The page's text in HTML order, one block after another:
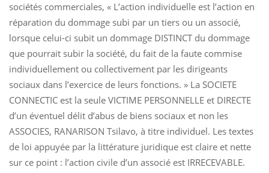
sociétés commerciales, « L’action individuelle est l’action en
réparation du dommage subi par un tiers ou un associé,
lorsque celui-ci subit un dommage DISTINCT du dommage
que pourrait subir la société, du fait de la faute commise
individuellement ou collectivement par les dirigeants
sociaux dans l’exercice de leurs fonctions. » La SOCIETE
CONNECTIC est la seule VICTIME PERSONNELLE et DIRECTE
d’un éventuel délit d’abus de biens sociaux et non les
ASSOCIES, RANARISON Tsilavo, à titre individuel. Les textes
de loi appuyée par la littérature juridique est claire et nette
sur ce point : l’action civile d’un associé est IRRECEVABLE.